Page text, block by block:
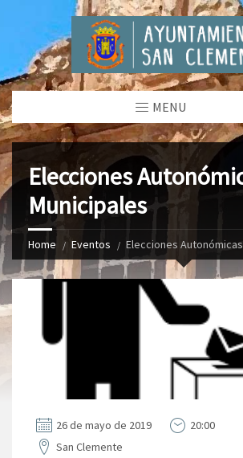
MENU
Elecciones
Municipales
Home Eventos Elecciones
26 de mayo de 2019
20:00
San Clemente